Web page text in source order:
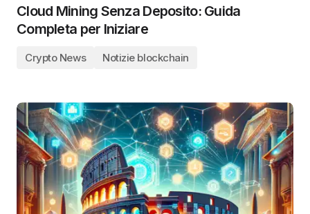
Cloud Mining Senza Deposito: Guida
Completa per Iniziare
Crypto News Notizie blockchain